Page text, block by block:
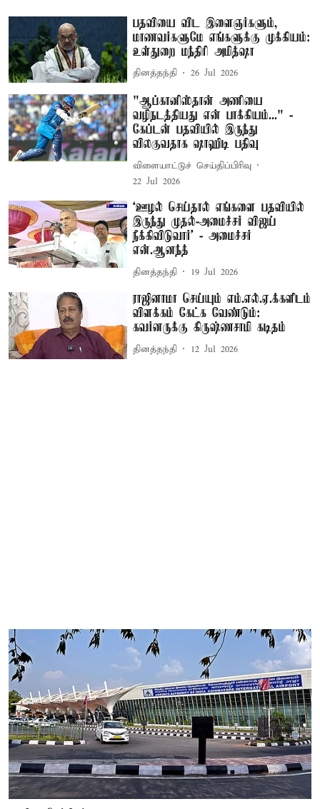
பதவியை விட இளைஞர்களும்,
மாணவர்களுமே எங்களுக்கு முக்கியம்:
உள்துறை மந்திரி அமித்ஷா
தினத்தந்தி 26 Jul 2026
"ஆப்கானிஸ்தான் அணியை
வழிநடத்தியது என் பாக்கியம்..." -
கேப்டன் பதவியில் இருந்து
விலகுவதாக ஷாஹிடி பதிவு
விளையாட்டுச் செய்திப்பிரிவு
22 Jul 2026
‘ஊழல் செய்தால் எங்களை பதவியில்
இருந்து முதல்-அமைச்சர் விஜய்
நீக்கிவிடுவார்’ - அமைச்சர்
என்.ஆனந்த்
தினத்தந்தி 19 Jul 2026
ராஜினாமா செய்யும் எம்.எல்.ஏ.க்களிடம்
விளக்கம் கேட்க வேண்டும்:
கவர்னருக்கு கிருஷ்ணசாமி கடிதம்
தினத்தந்தி 12 Jul 2026